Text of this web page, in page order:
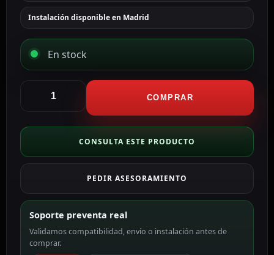
Instalación disponible en Madrid
En stock
Cubierta
videoportero
para
Akuvox
AK-
E16C-
RAINCOVER-
cantidad
COMPRAR
CONSULTA ESTE PRODUCTO
PEDIR ASESORAMIENTO
Soporte preventa real
Validamos compatibilidad, envío o instalación antes de
comprar.